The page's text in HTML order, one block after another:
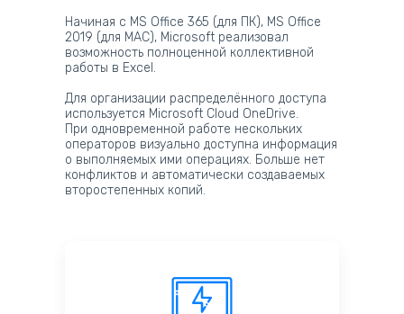
Начиная с MS Office 365 (для ПК), MS Office
2019 (для МАС), Microsoft реализовал
возможность полноценной коллективной
работы в Excel.
Для организации распределённого доступа
используется Microsoft Cloud OneDrive.
При одновременной работе нескольких
операторов визуально доступна информация
о выполняемых ими операциях. Больше нет
конфликтов и автоматически создаваемых
второстепенных копий.